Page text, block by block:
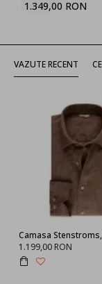
1.349,00 RON
VAZUTE RECENT
1.199,00 RON